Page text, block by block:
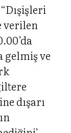
verilen
gelmiş ve
dışarı